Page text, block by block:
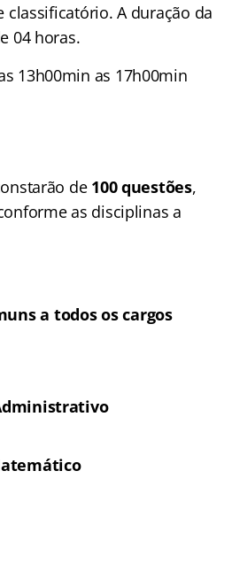
A duração da
04 horas.
13h00min as 17h00min
de 100 questões,
as disciplinas a
a todos os cargos